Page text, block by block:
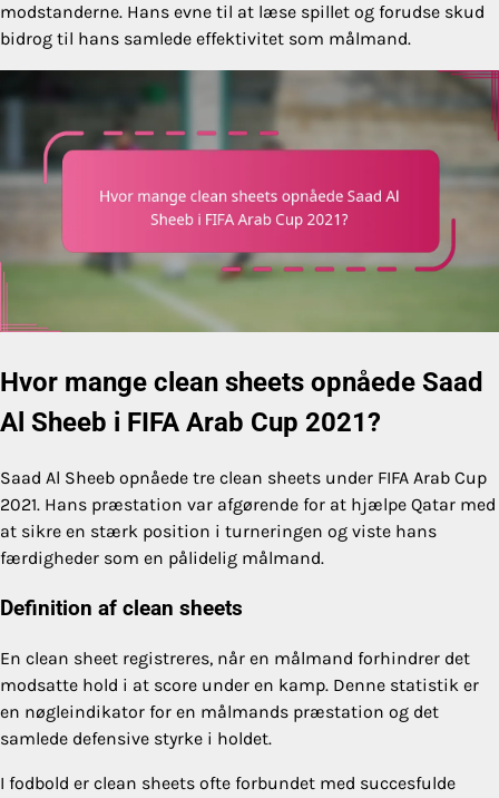
modstanderne. Hans evne til at læse spillet og forudse skud
bidrog til hans samlede effektivitet som målmand.
Hvor mange clean sheets opnåede Saad
Al Sheeb i FIFA Arab Cup 2021?
Saad Al Sheeb opnåede tre clean sheets under FIFA Arab Cup
2021. Hans præstation var afgørende for at hjælpe Qatar med
at sikre en stærk position i turneringen og viste hans
færdigheder som en pålidelig målmand.
Definition af clean sheets
En clean sheet registreres, når en målmand forhindrer det
modsatte hold i at score under en kamp. Denne statistik er
en nøgleindikator for en målmands præstation og det
samlede defensive styrke i holdet.
I fodbold er clean sheets ofte forbundet med succesfulde